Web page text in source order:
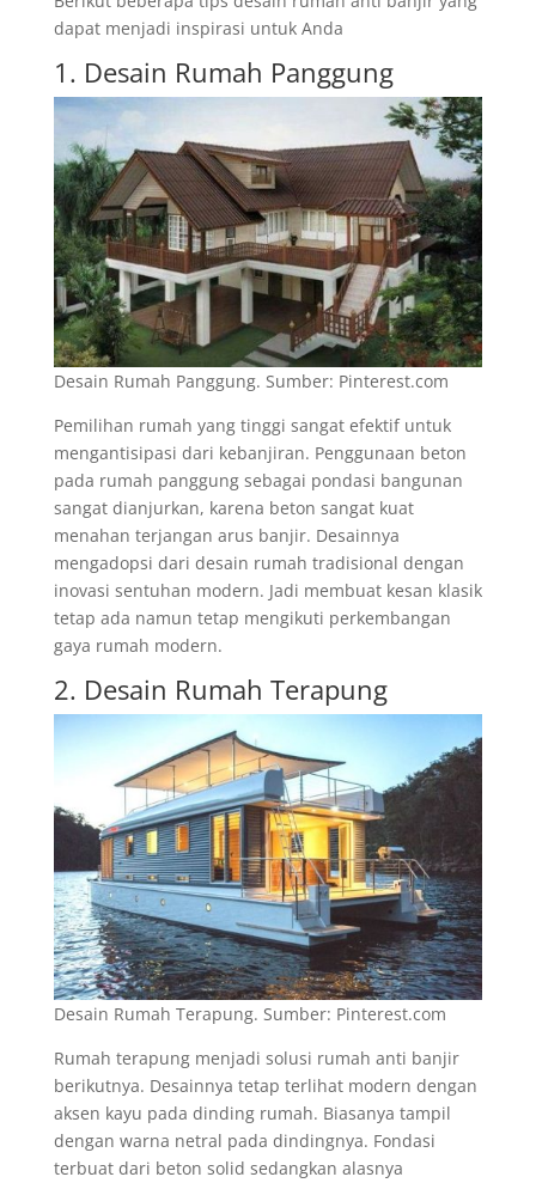
dapat menjadi inspirasi untuk Anda
1. Desain Rumah Panggung
Desain Rumah Panggung. Sumber: Pinterest.com
Pemilihan rumah yang tinggi sangat efektif untuk
mengantisipasi dari kebanjiran. Penggunaan beton
pada rumah panggung sebagai pondasi bangunan
sangat dianjurkan, karena beton sangat kuat
menahan terjangan arus banjir. Desainnya
mengadopsi dari desain rumah tradisional dengan
inovasi sentuhan modern. Jadi membuat kesan klasik
tetap ada namun tetap mengikuti perkembangan
gaya rumah modern.
2. Desain Rumah Terapung
Desain Rumah Terapung. Sumber: Pinterest.com
Rumah terapung menjadi solusi rumah anti banjir
berikutnya. Desainnya tetap terlihat modern dengan
aksen kayu pada dinding rumah. Biasanya tampil
dengan warna netral pada dindingnya. Fondasi
terbuat dari beton solid sedangkan alasnya